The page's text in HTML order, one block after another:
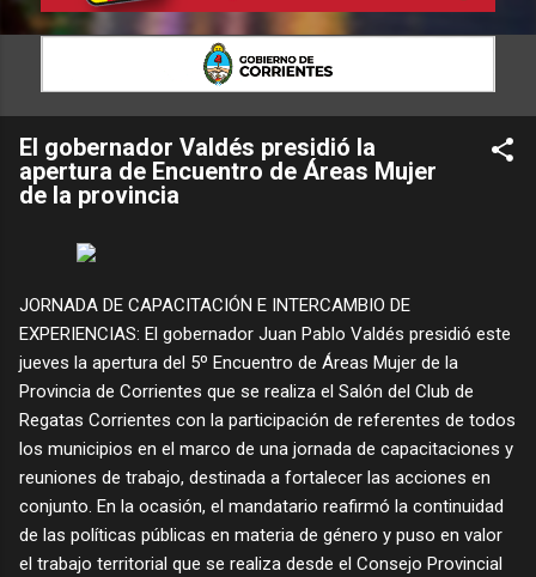
El gobernador Valdés presidió la
apertura de Encuentro de Áreas Mujer
de la provincia
JORNADA DE CAPACITACIÓN E INTERCAMBIO DE
EXPERIENCIAS: El gobernador Juan Pablo Valdés presidió este
jueves la apertura del 5º Encuentro de Áreas Mujer de la
Provincia de Corrientes que se realiza el Salón del Club de
Regatas Corrientes con la participación de referentes de todos
los municipios en el marco de una jornada de capacitaciones y
reuniones de trabajo, destinada a fortalecer las acciones en
conjunto. En la ocasión, el mandatario reafirmó la continuidad
de las políticas públicas en materia de género y puso en valor
el trabajo territorial que se realiza desde el Consejo Provincial